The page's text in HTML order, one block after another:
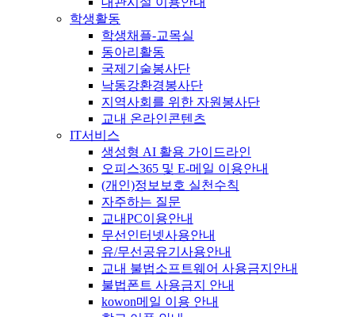
학생활동
학생채플-교목실
동아리활동
국제기술봉사단
낙동강환경봉사단
지역사회를 위한 자원봉사단
교내 온라인콘텐츠
IT서비스
생성형 AI 활용 가이드라인
오피스365 및 E-메일 이용안내
(개인)정보보호 실천수칙
자주하는 질문
교내PC이용안내
무선인터넷사용안내
유/무선공유기사용안내
교내 불법소프트웨어 사용금지안내
불법폰트 사용금지 안내
kowon메일 이용 안내